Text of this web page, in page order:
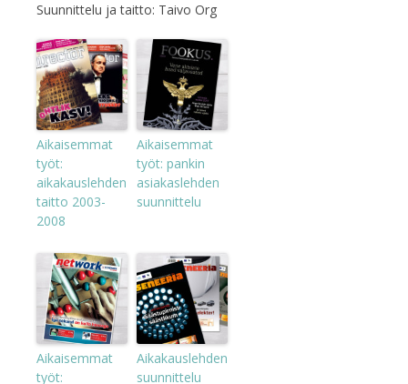
Suunnittelu ja taitto: Taivo Org
Aikaisemmat
työt:
aikakauslehden
taitto 2003-
2008
Aikaisemmat
työt: pankin
asiakaslehden
suunnittelu
Aikaisemmat
työt:
Aikakauslehden
suunnittelu